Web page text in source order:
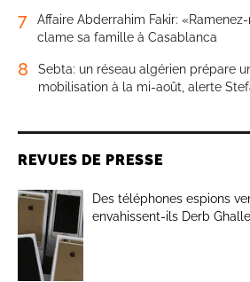
7
Affaire Abderrahim Fakir:
clame sa famille à Casablanca
8
Sebta: un réseau algérien prépare
mobilisation à la mi-août, alerte
REVUES DE PRESSE
Des téléphones espions
envahissent-ils Derb